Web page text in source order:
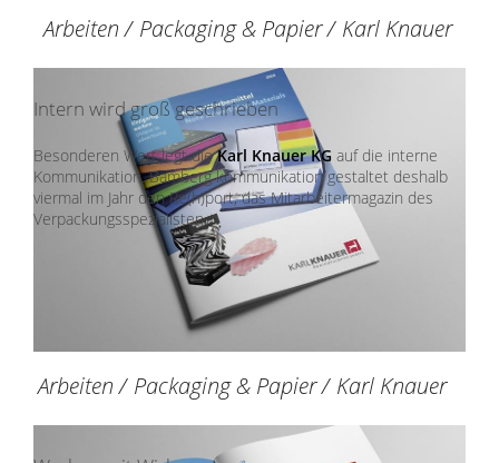
Intern wird groß geschrieben
Besonderen Wert legt dieKarl Knauer KG auf die interne
Kommunikation. Bamberg kommunikation gestaltet deshalb
viermal im Jahr den Re(h)port, das Mitarbeitermagazin des
Verpackungsspezialisten.
Arbeiten/ Packaging & Papier/ Karl Knauer
Arbeiten/ Packaging & Papier/ Karl Knauer